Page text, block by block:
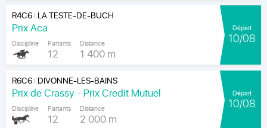
R4C6| LA TESTE-DE-BUCH
Prix Aca
Discipline Partants
12
Distance
1 400 m
Départ
10/08
R6C6| DIVONNE-LES-BAINS
Prix de Crassy - Prix Credit Mutuel
Discipline Partants
12
Distance
2 000 m
Départ
10/08